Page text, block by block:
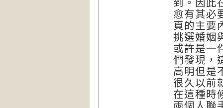
到。因此
愈有其必
頁的主要
挑選婚姻
或許是一
們發現，
高明但是
很久以前
在這種時